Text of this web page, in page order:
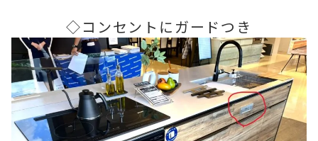
◇コンセントにガードつき